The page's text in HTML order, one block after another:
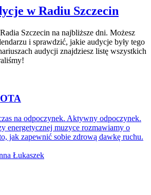
w Radiu Szczecin
Szczecin na najbliższe dni. Możesz
i sprawdzić, jakie audycje były tego
audycji znajdziesz listę wszystkich
na odpoczynek. Aktywny odpoczynek.
energetycznej muzyce rozmawiamy o
jak zapewnić sobie zdrową dawkę ruchu.
Łukaszek